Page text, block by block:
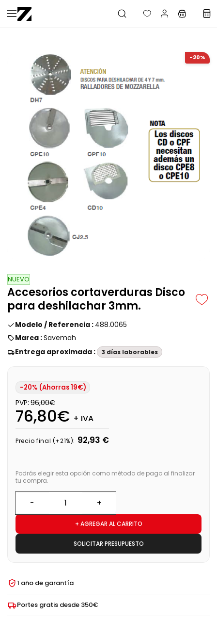
Saltar al
contenido
-20%
NUEVO
Accesorios cortaverduras Disco
para deshilachar 3mm.
Modelo / Referencia : 488.0065
Marca :Savemah
Entrega aproximada :
3 días laborables
-20% (Ahorras 19€)
PVP: 96,00€
76,80€ + IVA
Precio final (+21%): 92,93 €
Podrás elegir esta opción como método de pago al finalizar
tu compra.
+ AGREGAR AL CARRITO
SOLICITAR PRESUPUESTO
1 año de garantía
Portes gratis desde 350€